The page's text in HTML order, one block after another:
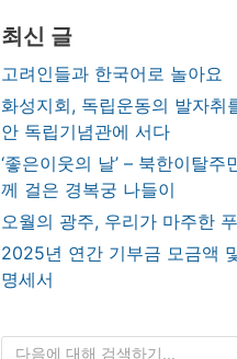
최신 글
고려인들과 한국어로 놀아요
화성지회, 독립운동의 발자취
안 독립기념관에 서다
‘좋은이웃의 날’ – 북한이탈주
께 걸은 경복궁 나들이
오월의 광주, 우리가 마주한
2025년 연간 기부금 모금액
명세서